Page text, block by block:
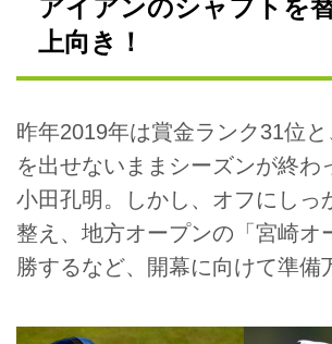
アイアンのシャフトを
上向き！
昨年2019年は賞金ランク31位
を出せないままシーズンが終わ
小田孔明。しかし、オフにしっ
整え、地方オープンの「宮崎オ
勝するなど、開幕に向けて準備